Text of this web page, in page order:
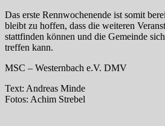
Das erste Rennwochenende ist somit
bleibt zu hoffen, dass die weiteren
stattfinden können und die Gemeinde
treffen kann.
MSC – Westernbach e.V. DMV
Text: Andreas Minde
Fotos: Achim Strebel